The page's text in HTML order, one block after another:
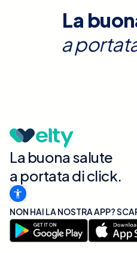
La
a
La buona salute
a portata di click.
NON HAI LA NOSTRA APP?